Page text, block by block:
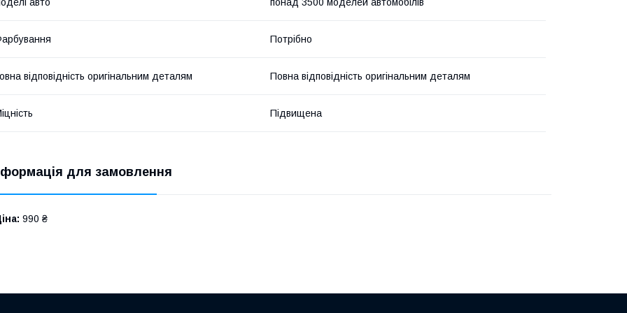
Потрібно
відповідність оригінальним деталям Повна відповідність оригінальним деталям
Підвищена
для замовлення
990 ₴